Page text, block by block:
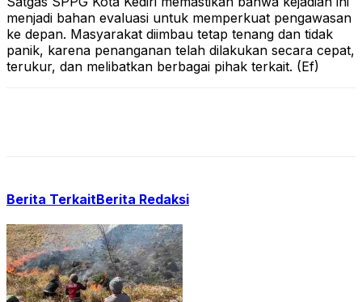
menjadi bahan evaluasi untuk memperkuat pengawasan
ke depan. Masyarakat diimbau tetap tenang dan tidak
panik, karena penanganan telah dilakukan secara cepat,
terukur, dan melibatkan berbagai pihak terkait. (Ef)
Berita TerkaitBerita Redaksi